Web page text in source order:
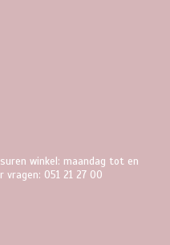
winkel: maandag tot en
051 21 27 00